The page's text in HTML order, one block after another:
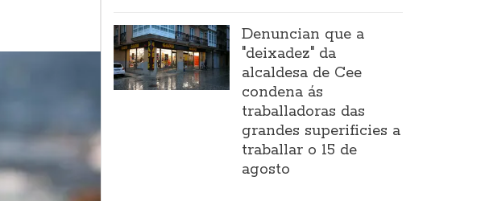
Denuncian que a
"deixadez" da
alcaldesa de Cee
condena ás
traballadoras das
grandes superificies a
traballar o 15 de
agosto